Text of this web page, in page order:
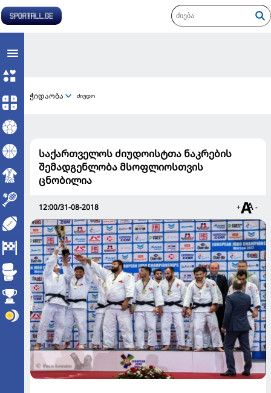
ჭიდაობა ძიუდო
საქართველოს ძიუდოისტთა ნაკრების
შემადგენლობა მსოფლიოსთვის
ცნობილია
12:00/31-08-2018 + -